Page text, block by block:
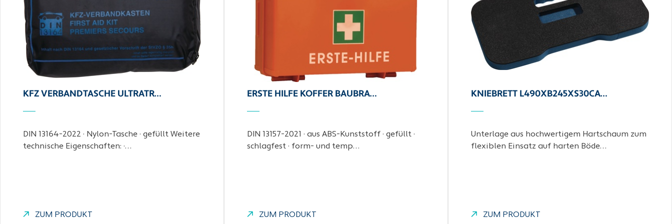
KFZ VERBANDTASCHE ULTRATR…
DIN 13164-2022 · Nylon-Tasche · gefüllt Weitere
technische Eigenschaften: ·…
ZUM PRODUKT
ERSTE HILFE KOFFER BAUBRA…
DIN 13157-2021 · aus ABS-Kunststoff · gefüllt ·
schlagfest · form- und temp…
ZUM PRODUKT
KNIEBRETT L490XB245XS30CA…
Unterlage aus hochwertigem Hartschaum zum
flexiblen Einsatz auf harten Böde…
ZUM PRODUKT